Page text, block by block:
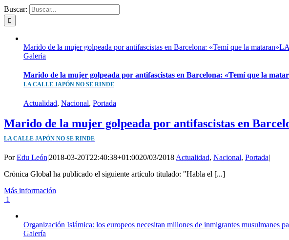
Buscar:
Marido de la mujer golpeada por antifascistas en Barcelona: «Temí que la
Galería
Marido de la mujer golpeada por antifascistas en Barcelona: «Temí que la
LA CALLE JAPÓN NO SE RINDE
Actualidad, Nacional, Portada
Marido de la mujer golpeada por antifascistas en
LA CALLE JAPÓN NO SE RINDE
PorEdu León|2018-03-20T22:40:38+01:0020/03/2018|Actualidad, Nacional, Portada|
Crónica Global ha publicado el siguiente artículo titulado: "Habla el [...]
Más información
1
Organización Islámica: los europeos necesitan millones de inmigrantes
Galería